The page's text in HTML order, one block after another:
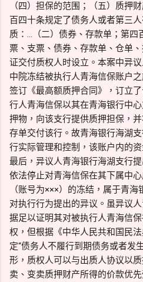
（四）担保的范围；（五）质押
百四十条规定了债务人或者第三
质：…（二）债券、存款单；第四
票、支票、债券、存款单、仓单
证交付质权人时设立。本案中异
中院冻结被执行人青海信保账户
签订《最高额质押合同》，订立
行人青海信保以其在青海银行中
押物，向该支行提供质押担保，
存单交付该行。故青海银行海湖
行实际管理和控制，该账户内的
最后，异议人青海银行海湖支行
依法停止对青海信保在其下属中
（账号为×××）的冻结，属于青
对执行行为提出的异议。虽异议
据足以证明其对被执行人青海信
权，但根据《中华人民共和国民
定“债务人不履行到期债务或者发
形，质权人可以与出质人协议以
卖、变卖质押财产所得的价款优